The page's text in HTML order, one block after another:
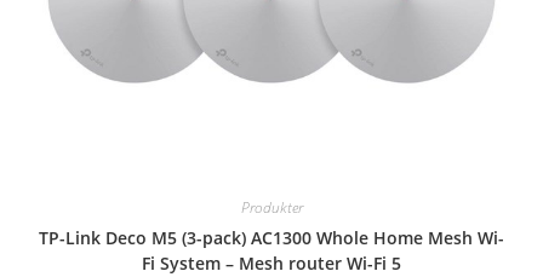
Produkter
TP-Link Deco M5 (3-pack) AC1300 Whole Home Mesh Wi-
Fi System – Mesh router Wi-Fi 5